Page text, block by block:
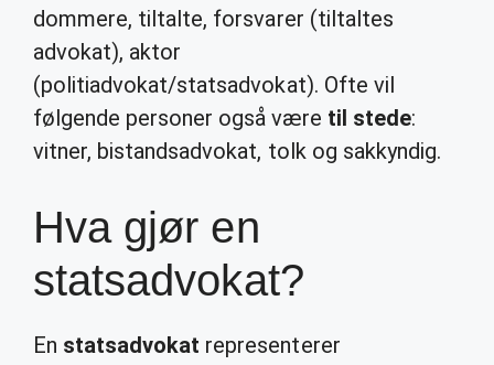
dommere, tiltalte, forsvarer (tiltaltes
advokat), aktor
(politiadvokat/statsadvokat). Ofte vil
følgende personer også være til stede:
vitner, bistandsadvokat, tolk og sakkyndig.
Hva gjør en
statsadvokat?
En statsadvokat representerer